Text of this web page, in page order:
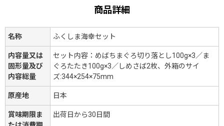
商品詳細
名称 ふくしま海幸セット
内容量又は
固形量及び
内容総量
セット内容：めばちまぐろ切り落とし100g×3／ま
ぐろたたき100g×3／しめさば2枚、外箱のサイ
ズ:344×254×75mm
原産地 日本
賞味期限ま
出荷日から30日間